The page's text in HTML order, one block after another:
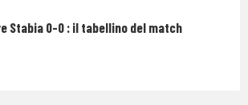
Stabia 0-0 : il tabellino del match